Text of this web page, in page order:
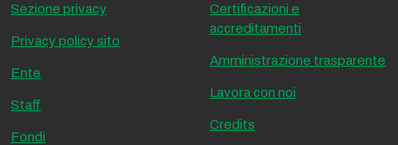
Sezione privacy
Privacy policy sito
Ente
Staff
Fondi
Certificazioni e
accreditamenti
Amministrazione trasparente
Lavora con noi
Credits